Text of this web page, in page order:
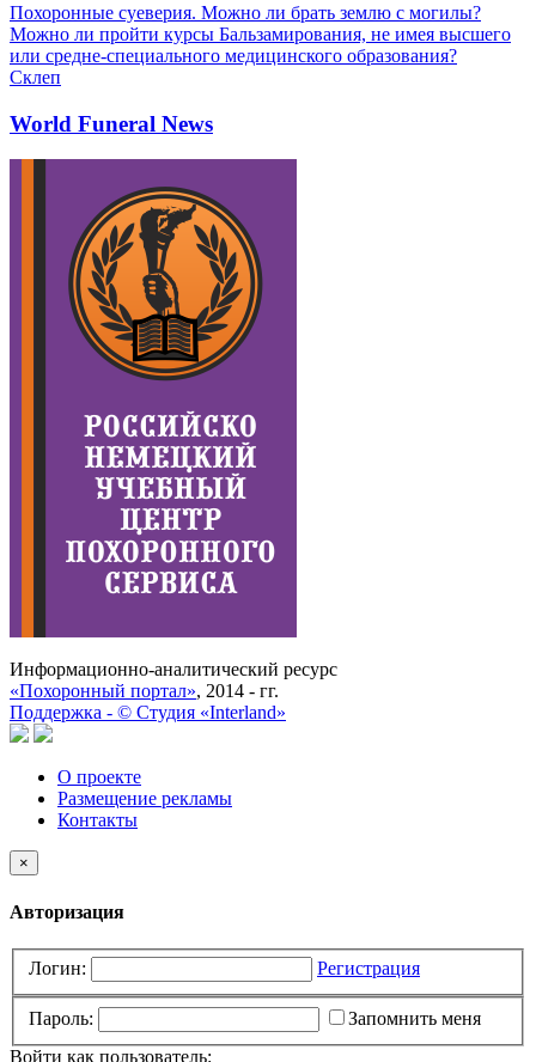
Похоронные суеверия. Можно ли брать землю с могилы?
Можно ли пройти курсы Бальзамирования, не имея высшего
или средне-специального медицинского образования?
Склеп
World Funeral News
Информационно-аналитический ресурс
«Похоронный портал», 2014 - гг.
Поддержка - © Cтудия «Interland»
О проекте
Размещение рекламы
Контакты
×
Авторизация
Логин: Регистрация
Пароль:
Запомнить меня
Войти как пользователь: